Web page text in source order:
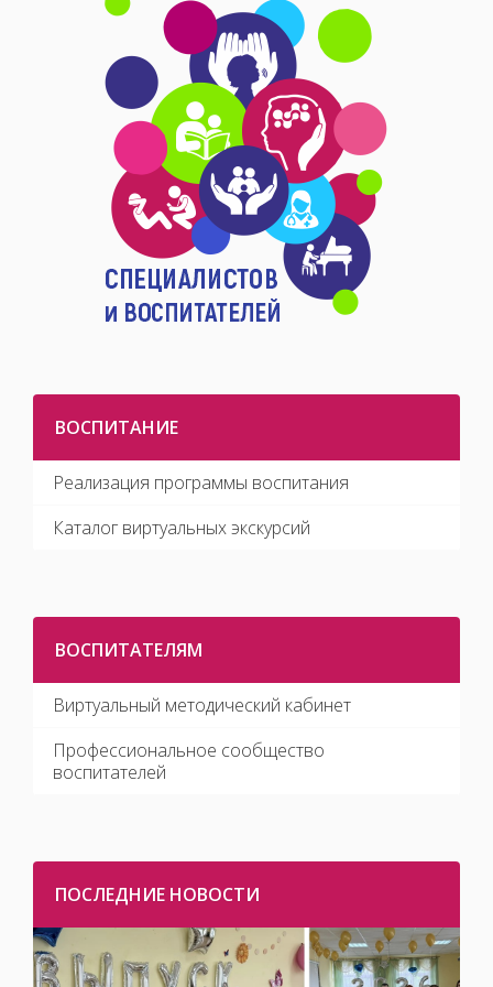
ВОСПИТАНИЕ
Реализация программы воспитания
Каталог виртуальных экскурсий
ВОСПИТАТЕЛЯМ
Виртуальный методический кабинет
Профессиональное сообщество
воспитателей
ПОСЛЕДНИЕ НОВОСТИ